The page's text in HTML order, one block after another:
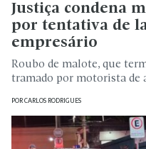
Justiça condena
por tentativa de
empresário
Roubo de malote, que
tramado por motorista de
PORCARLOS RODRIGUES